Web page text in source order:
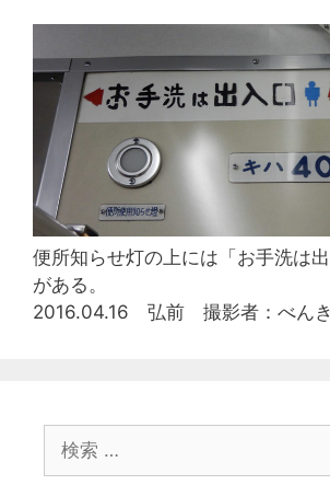
便所知らせ灯の上には「お手洗は
がある。
2016.04.16 弘前 撮影者：べん
索: